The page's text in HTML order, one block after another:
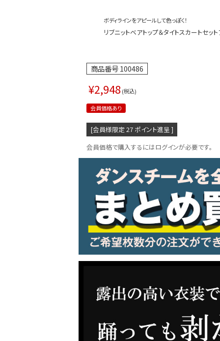
ボディラインをアピールして色っぽく！
リブニットベアトップ＆タイトスカートセッ
商品番号100486
¥2,948 税込
会員価格あり
[会員様限定 27 ポイント進呈 ]
会員価格で購入するにはログインが必要です。